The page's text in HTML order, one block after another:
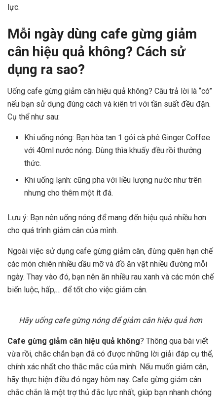
lực.
Mỗi ngày dùng cafe gừng giảm
cân hiệu quả không? Cách sử
dụng ra sao?
Uống cafe gừng giảm cân hiệu quả không? Câu trả lời là “có”
nếu bạn sử dụng đúng cách và kiên trì với tần suất đều đặn.
Cụ thể như sau:
Khi uống nóng: Bạn hòa tan 1 gói cà phê Ginger Coffee
với 40ml nước nóng. Dùng thìa khuấy đều rồi thưởng
thức.
Khi uống lạnh: cũng pha với liều lượng nước như trên
nhưng cho thêm một ít đá.
Lưu ý: Bạn nên uống nóng để mang đến hiệu quả nhiều hơn
cho quá trình giảm cân của mình.
Ngoài việc sử dụng cafe gừng giảm cân, đừng quên hạn chế
các món chiên nhiều dầu mỡ và đồ ăn vặt nhiều đường mỗi
ngày. Thay vào đó, bạn nên ăn nhiều rau xanh và các món chế
biến luộc, hấp,… để tốt cho việc giảm cân.
Hãy uống cafe gừng nóng để giảm cân hiệu quả hơn
Cafe gừng giảm cân hiệu quả không? Thông qua bài viết
vừa rồi, chắc chắn bạn đã có được những lời giải đáp cụ thể,
chính xác nhất cho thắc mắc của mình. Nếu muốn giảm cân,
hãy thực hiện điều đó ngay hôm nay. Cafe gừng giảm cân
chắc chắn là một trợ thủ đắc lực nhất, giúp bạn nhanh chóng